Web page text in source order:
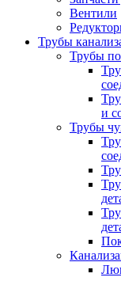
Вентили
Трубы
Трубы
и
Трубы